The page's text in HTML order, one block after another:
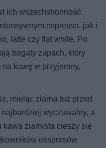
ich wszechstronność.
espresso, jak i
latte czy flat white. Po
bogaty zapach, który
kawę w przyjemny,
mieląc ziarna tuż przed
wyczuwalny, a
kawa ziarnista cieszy się
ekspresów